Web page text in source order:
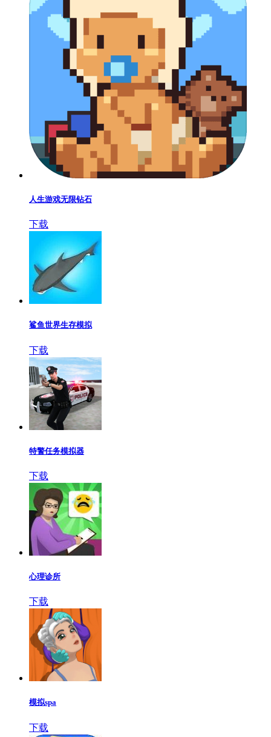
人生游戏无限钻石
下载
鲨鱼世界生存模拟
下载
特警任务模拟器
下载
心理诊所
下载
模拟spa
下载